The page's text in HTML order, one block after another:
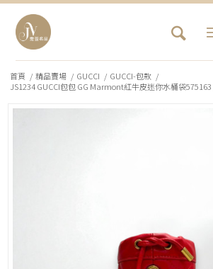
首頁 / 精品賣場 / GUCCI / GUCCI-包款 /
JS1234 GUCCI包包 GG Marmont紅牛皮迷你水桶袋575163